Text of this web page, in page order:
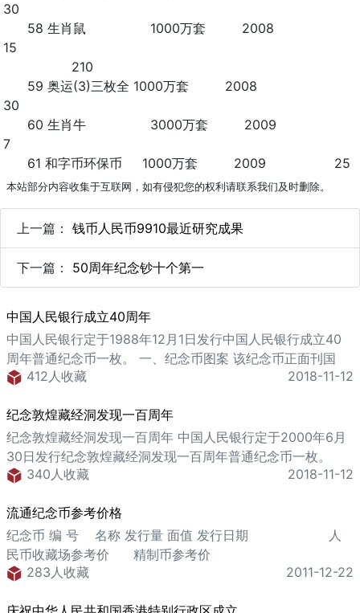
30
58 生肖鼠 1000万套 2008
15
210
59 奥运(3)三枚全 1000万套 2008
30
60 生肖牛 3000万套 2009
7
61 和字币环保币 1000万套 2009 25
本站部分内容收集于互联网，如有侵犯您的权利请联系我们及时删除。
上一篇： 钱币人民币9910最近研究成果
下一篇： 50周年纪念钞十个第一
中国人民银行成立40周年
中国人民银行定于1988年12月1日发行中国人民银行成立40
周年普通纪念币一枚。 一、纪念币图案 该纪念币正面刊国
名、国徽及“1988”年号。 该纪念币背面主景图案为中国人民
立四十周年”中文字样，内缘下方刊“1948-1988”字样及刊面
额“壹圆&rdqu
412人收藏 2018-11-12
纪念敦煌藏经洞发现一百周年
纪念敦煌藏经洞发现一百周年 中国人民银行定于2000年6月
30日发行纪念敦煌藏经洞发现一百周年普通纪念币一枚。
一、纪念币图案 该纪念币正面刊国名、敦煌莫高窟最具有代
背面主景图案为敦煌彩塑、敦煌壁画，内缘右方刊“纪念敦煌
藏经洞发现一百周年1900—2000&rd
340人收藏 2018-11-12
流通纪念币参考价格
纪念币 编 号 名称 发行量 面值 发行日期 人
民币收藏场参考价 精制币参考价
283人收藏
2011-12-22